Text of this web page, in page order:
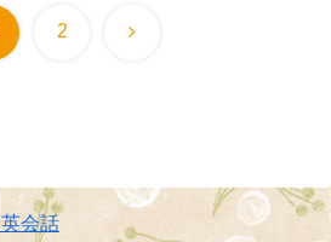
2 次
会話